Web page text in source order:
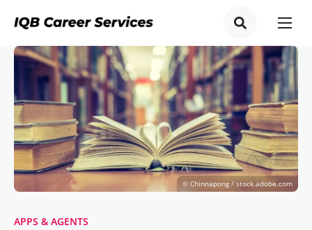
© Chinnapong / stock.adobe.com
APPS & AGENTS